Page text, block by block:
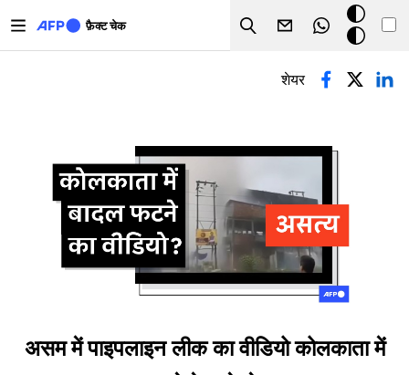
फ़ैक्ट चेक
Search
डार्क
मोड
प्राथमिक टैब्स
शेयर
असम में पाइपलाइन लीक का वीडियो कोलकाता में